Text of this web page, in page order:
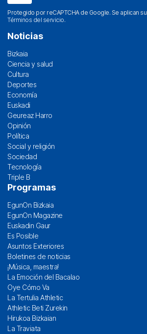
Protegido por reCAPTCHA de Google. Se aplican su
Términos del servicio.
Noticias
Bizkaia
Ciencia y salud
Cultura
Deportes
Economía
Euskadi
Geureaz Harro
Opinión
Política
Social y religión
Sociedad
Tecnología
Triple B
Programas
EgunOn Bizkaia
EgunOn Magazine
Euskadin Gaur
Es Posible
Asuntos Exteriores
Boletines de noticias
¡Música, maestra!
La Emoción del Bacalao
Oye Cómo Va
La Tertulia Athletic
Athletic Beti Zurekin
Hirukoa Bizkaian
La Traviata